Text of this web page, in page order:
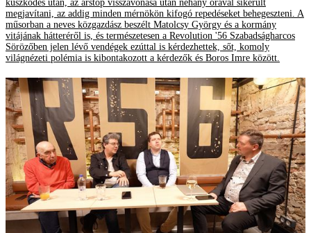
küszködés után, az árstop visszavonása után néhány órával sikerült
megjavítani, az addig minden mérnökön kifogó repedéseket behegeszteni. A
műsorban a neves közgazdász beszélt Matolcsy György és a kormány
vitájának hátteréről is, és természetesen a Revolution '56 Szabadságharcos
Sörözőben jelen lévő vendégek ezúttal is kérdezhettek, sőt, komoly
világnézeti polémia is kibontakozott a kérdezők és Boros Imre között.